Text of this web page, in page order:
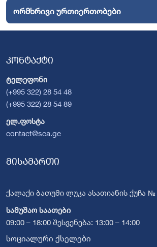
ორმხრივი ურთიერთობები
კონტაქტი
ტელეფონი
(+995 322) 28 54 48
(+995 322) 28 54 89
ელ.ფოსტა
contact@sca.ge
მისამართი
ქალაქი ბათუმი ლუკა ასათიანის ქუჩა №
სამუშაო საათები
09:00 – 18:00 შესვენება: 13:00 – 14:00
სოციალური ქსელები